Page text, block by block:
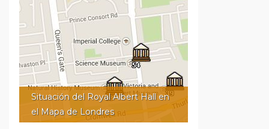
Situación del Royal Albert Hall en
el Mapa de Londres